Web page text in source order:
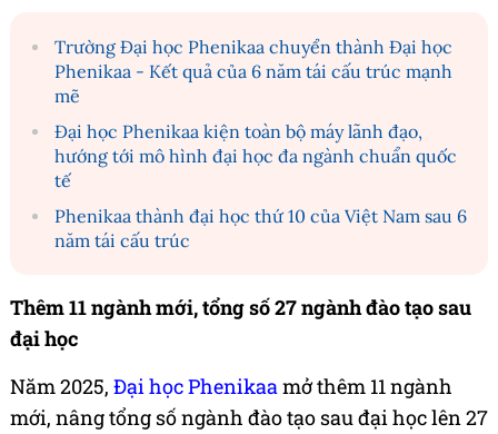
Trường Đại học Phenikaa chuyển thành Đại học
Phenikaa - Kết quả của 6 năm tái cấu trúc mạnh
mẽ
Đại học Phenikaa kiện toàn bộ máy lãnh đạo,
hướng tới mô hình đại học đa ngành chuẩn quốc
tế
Phenikaa thành đại học thứ 10 của Việt Nam sau 6
năm tái cấu trúc
Thêm 11 ngành mới, tổng số 27 ngành đào tạo sau
đại học
Năm 2025, Đại học Phenikaamở thêm 11 ngành
mới, nâng tổng số ngành đào tạo sau đại học lên 27